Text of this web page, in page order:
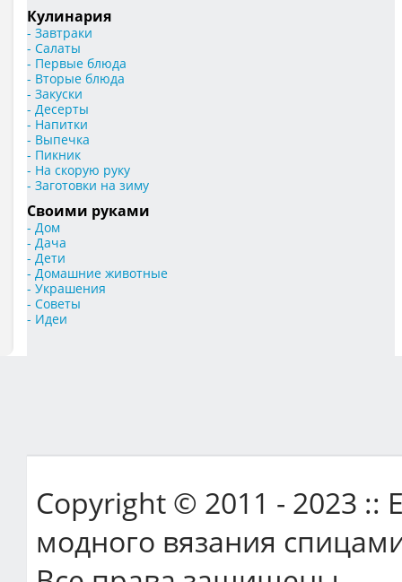
Кулинария
- Завтраки
- Салаты
- Первые блюда
- Вторые блюда
- Закуски
- Десерты
- Напитки
- Выпечка
- Пикник
- На скорую руку
- Заготовки на зиму
Своими руками
- Дом
- Дача
- Дети
- Домашние животные
- Украшения
- Советы
- Идеи
Copyright © 2011 - 2023 ::
модного вязания